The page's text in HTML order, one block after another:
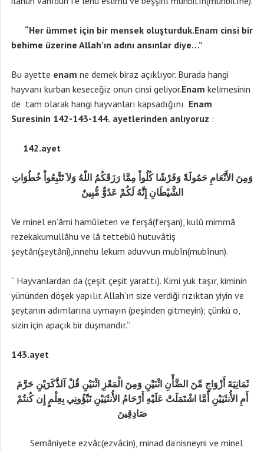
“Her ümmet için bir mensek oluşturduk.Enam cinsi bir
behime üzerine Allah’ın adını ansınlar diye…”
Bu ayette enam ne demek biraz açıklıyor. Burada hangi
hayvanı kurban keseceğiz onun cinsi geliyor.Enam kelimesinin
de tam olarak hangi hayvanları kapsadığını Enam
Suresinin 142-143-144. ayetlerinden anlıyoruz :
142.ayet
وَمِنَ الأَنْعَامِ حَمُولَةً وَفَرْشًا كُلُواْ مِمَّا رَزَقَكُمُ اللّهُ وَلاَ تَتَّبِعُواْ خُطُوَاتِ
الشَّيْطَانِ إِنَّهُ لَكُمْ عَدُوٌّ مُّبِينٌ
Ve minel en’âmi hamûleten ve ferşâ(ferşan), kulû mimmâ
rezekakumullâhu ve lâ tettebiû hutuvâtiş
şeytân(şeytâni),innehu lekum aduvvun mubîn(mubînun).
“ Hayvanlardan da (çeşit çeşit yarattı). Kimi yük taşır, kiminin
yününden döşek yapılır. Allah’ın size verdiği rızıktan yiyin ve
şeytanın adımlarına uymayın (peşinden gitmeyin); çünkü o,
sizin için apaçık bir düşmandır.”
143.ayet
ثَمَانِيَةَ أَزْوَاجٍ مِّنَ الضَّأْنِ اثْنَيْنِ وَمِنَ الْمَعْزِ اثْنَيْنِ قُلْ آلذَّكَرَيْنِ حَرَّمَ
أَمِ الأُنثَيَيْنِ أَمَّا اشْتَمَلَتْ عَلَيْهِ أَرْحَامُ الأُنثَيَيْنِ نَبِّؤُونِي بِعِلْمٍ إِن كُنتُمْ
صَادِقِينَ
Semâniyete ezvâc(ezvâcin), minad da’nisneyni ve minel